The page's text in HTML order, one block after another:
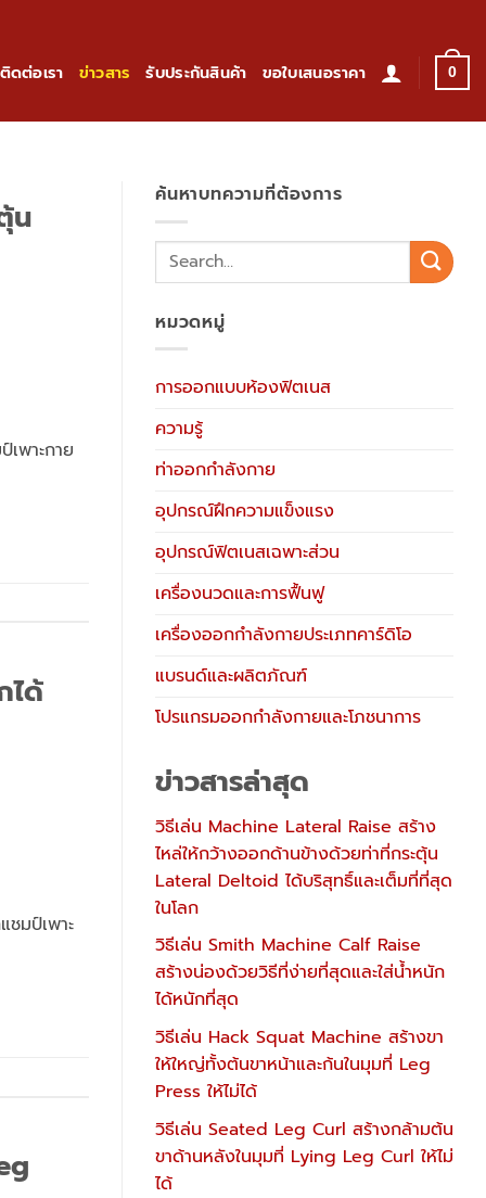
ติดต่อเรา ข่าวสาร รับประกันสินค้า ขอใบเสนอราคา 0
น
พาะกาย
ได้
มป์เพาะ
ค้นหาบทความที่ต้องการ
หมวดหมู่
การออกแบบห้องฟิตเนส
ความรู้
ท่าออกกำลังกาย
อุปกรณ์ฝึกความแข็งแรง
อุปกรณ์ฟิตเนสเฉพาะส่วน
เครื่องนวดและการฟื้นฟู
เครื่องออกกำลังกายประเภทคาร์ดิโอ
แบรนด์และผลิตภัณฑ์
โปรแกรมออกกำลังกายและโภชนาการ
ข่าวสารล่าสุด
วิธีเล่น Machine Lateral Raise สร้าง
ไหล่ให้กว้างออกด้านข้างด้วยท่าที่กระตุ้น
Lateral Deltoid ได้บริสุทธิ์และเต็มที่ที่สุด
ในโลก
วิธีเล่น Smith Machine Calf Raise
สร้างน่องด้วยวิธีที่ง่ายที่สุดและใส่น้ำหนัก
ได้หนักที่สุด
วิธีเล่น Hack Squat Machine สร้างขา
ให้ใหญ่ทั้งต้นขาหน้าและก้นในมุมที่ Leg
Press ให้ไม่ได้
วิธีเล่น Seated Leg Curl สร้างกล้ามต้น
ขาด้านหลังในมุมที่ Lying Leg Curl ให้ไม่
ได้